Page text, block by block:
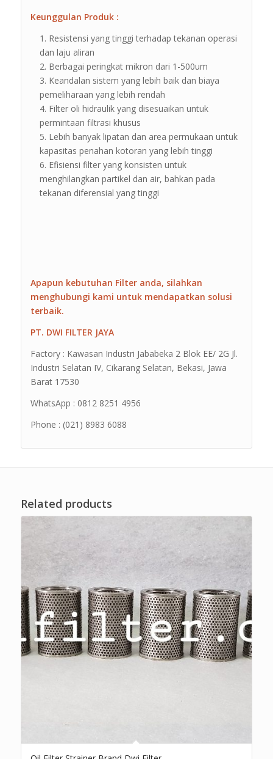
Keunggulan Produk :
Resistensi yang tinggi terhadap tekanan operasi
dan laju aliran
Berbagai peringkat mikron dari 1-500um
Keandalan sistem yang lebih baik dan biaya
pemeliharaan yang lebih rendah
Filter oli hidraulik yang disesuaikan untuk
permintaan filtrasi khusus
Lebih banyak lipatan dan area permukaan untuk
kapasitas penahan kotoran yang lebih tinggi
Efisiensi filter yang konsisten untuk
menghilangkan partikel dan air, bahkan pada
tekanan diferensial yang tinggi
Apapun kebutuhan Filter anda, silahkan
menghubungi kami untuk mendapatkan solusi
terbaik.
PT. DWI FILTER JAYA
Factory : Kawasan Industri Jababeka 2 Blok EE/ 2G Jl.
Industri Selatan IV, Cikarang Selatan, Bekasi, Jawa
Barat 17530
WhatsApp : 0812 8251 4956
Phone : (021) 8983 6088
Related products